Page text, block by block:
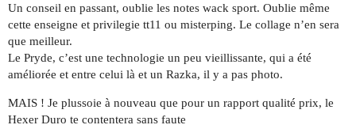
Un conseil en passant, oublie les notes wack sport. Oublie même
cette enseigne et privilegie tt11 ou misterping. Le collage n’en sera
que meilleur.
Le Pryde, c’est une technologie un peu vieillissante, qui a été
améliorée et entre celui là et un Razka, il y a pas photo.
MAIS ! Je plussoie à nouveau que pour un rapport qualité prix, le
Hexer Duro te contentera sans faute